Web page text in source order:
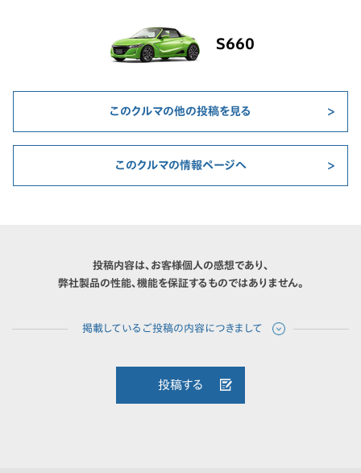
S660
このクルマの他の投稿を見る
このクルマの情報ページへ
投稿内容は、お客様個人の感想であり、
弊社製品の性能、機能を保証するものではありません。
投稿する